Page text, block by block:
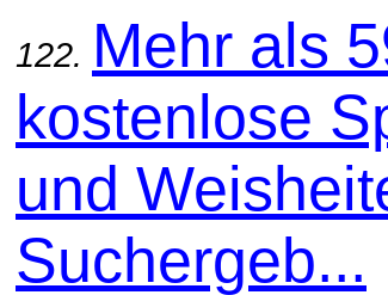
122. Mehr als
kostenlose
und
Suchergeb...